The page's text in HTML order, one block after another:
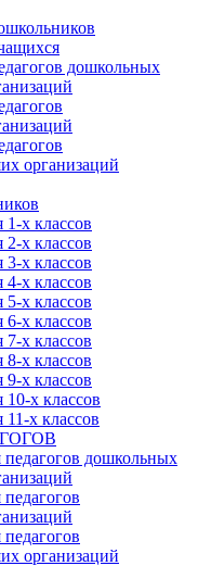
дошкольных
организаций
х классов
х классов
х классов
х классов
х классов
х классов
х классов
х классов
х классов
х классов
х классов
дошкольных
организаций